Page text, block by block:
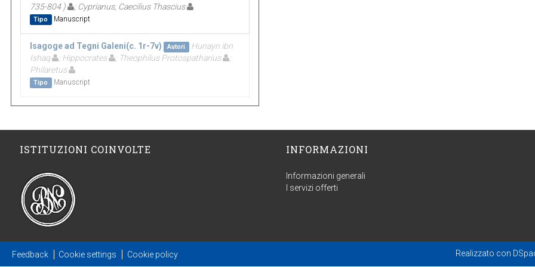
735-804 )
; Cyprianus, Caecilius Thascius
Tipo Manuscript
Isagoge ad Tegni Galeni(c. 1r-7v) Autori
Hunayn ibn
Ishaq
; Hippocrates ; Theophilus Protospatharius
;
Philaretus
Tipo Manuscript
ISTITUZIONI COINVOLTE INFORMAZIONI
Informazioni generali
I servizi offerti
Feedback Cookie settings Cookie policy Realizzato con